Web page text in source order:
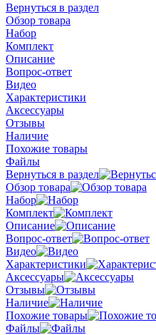
Вернуться в раздел
Обзор товара
Набор
Комплект
Описание
Вопрос-ответ
Видео
Характеристики
Аксессуары
Отзывы
Наличие
Похожие товары
Файлы
Вернуться в раздел
Обзор товара
Набор
Комплект
Описание
Вопрос-ответ
Видео
Характеристики
Аксессуары
Отзывы
Наличие
Похожие товары
Файлы